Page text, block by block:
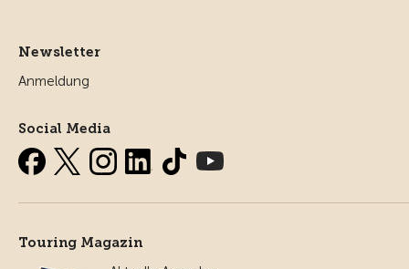
Newsletter
Anmeldung
Social Media
Touring Magazin